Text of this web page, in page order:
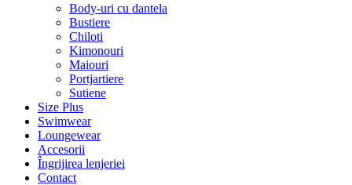
Body-uri cu dantela
Bustiere
Chiloti
Kimonouri
Maiouri
Portjartiere
Sutiene
Size Plus
Swimwear
Loungewear
Accesorii
Îngrijirea lenjeriei
Contact